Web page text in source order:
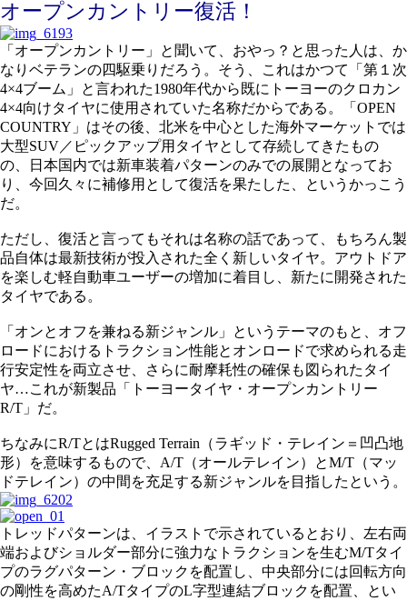
オープンカントリー復活！
「オープンカントリー」と聞いて、おやっ？と思った人は、か
なりベテランの四駆乗りだろう。そう、これはかつて「第１次
4×4ブーム」と言われた1980年代から既にトーヨーのクロカン
4×4向けタイヤに使用されていた名称だからである。「OPEN
COUNTRY」はその後、北米を中心とした海外マーケットでは
大型SUV／ピックアップ用タイヤとして存続してきたもの
の、日本国内では新車装着パターンのみでの展開となってお
り、今回久々に補修用として復活を果たした、というかっこう
だ。
ただし、復活と言ってもそれは名称の話であって、もちろん製
品自体は最新技術が投入された全く新しいタイヤ。アウトドア
を楽しむ軽自動車ユーザーの増加に着目し、新たに開発された
タイヤである。
「オンとオフを兼ねる新ジャンル」というテーマのもと、オフ
ロードにおけるトラクション性能とオンロードで求められる走
行安定性を両立させ、さらに耐摩耗性の確保も図られたタイ
ヤ…これが新製品「トーヨータイヤ・オープンカントリー
R/T」だ。
ちなみにR/TとはRugged Terrain（ラギッド・テレイン＝凹凸地
形）を意味するもので、A/T（オールテレイン）とM/T（マッ
ドテレイン）の中間を充足する新ジャンルを目指したという。
トレッドパターンは、イラストで示されているとおり、左右両
端およびショルダー部分に強力なトラクションを生むM/Tタイ
プのラグパターン・ブロックを配置し、中央部分には回転方向
の剛性を高めたA/TタイプのL字型連結ブロックを配置、とい